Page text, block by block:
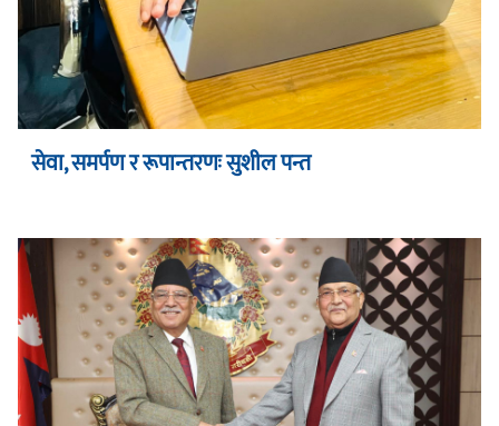
सेवा, समर्पण र रूपान्तरणः सुशील पन्त